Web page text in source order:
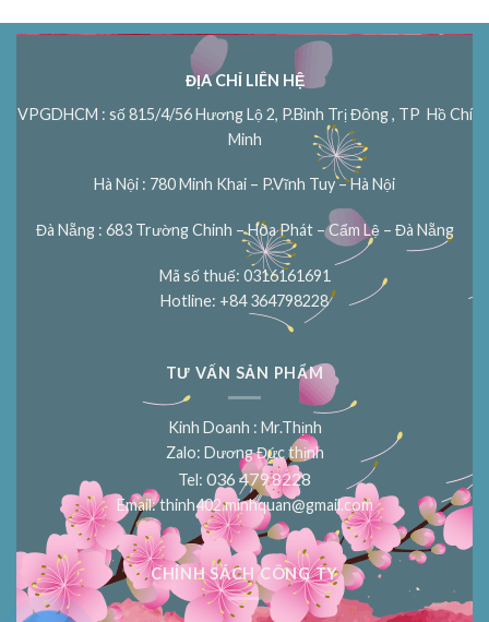
ĐỊA CHỈ LIÊN HỆ
VPGDHCM : số 815/4/56 Hương Lộ 2, P.Bình Trị Đông , TP Hồ Chí
Minh
Hà Nội : 780 Minh Khai – P.Vĩnh Tuy – Hà Nội
Đà Nẵng : 683 Trường Chinh – Hòa Phát – Cẩm Lệ – Đà Nẵng
Mã số thuế: 0316161691
Hotline: +84 364798228
TƯ VẤN SẢN PHẨM
Kinh Doanh : Mr.Thịnh
Zalo: Dương Đức thịnh
Tel: 036 479 8228
Email:thinh402.minhquan@gmail.com
CHÍNH SÁCH CÔNG TY